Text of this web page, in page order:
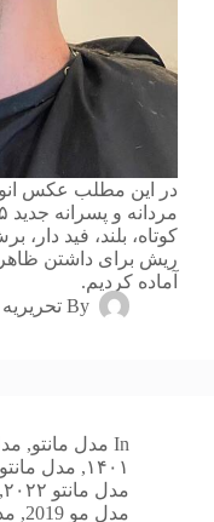
در این مطلب عکس
کوتاه، بلند، فید
ریش برای داشتن ظاهر
آماده کردیم.
By تحریریه
In مدل مانتو,
۱۴۰۱, مدل مانتو ۱۴۰۲
مدل مانتو ۲۰۲۲
,
مدل مو 2019
,